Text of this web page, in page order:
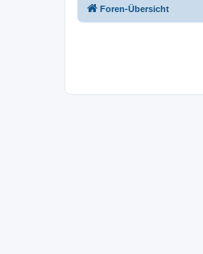
Foren-Übersicht